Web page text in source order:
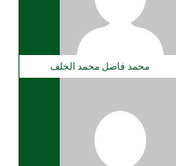
محمد فاضل محمد الخلف